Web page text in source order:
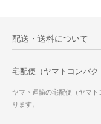
配送・送料について
宅配便（ヤマトコンパク
ヤマト運輸の宅配便（ヤマ
ります。